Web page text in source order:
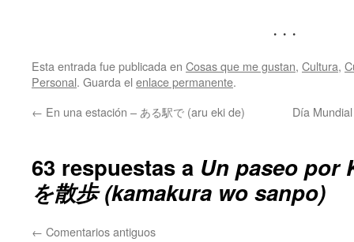
. . .
Esta entrada fue publicada en Cosas que me gustan, Cultura,
Personal. Guarda el enlace permanente.
← En una estación – ある駅で (aru eki de) Día
63 respuestas a Un paseo por
を散歩 (kamakura wo sanpo)
← Comentarios antiguos